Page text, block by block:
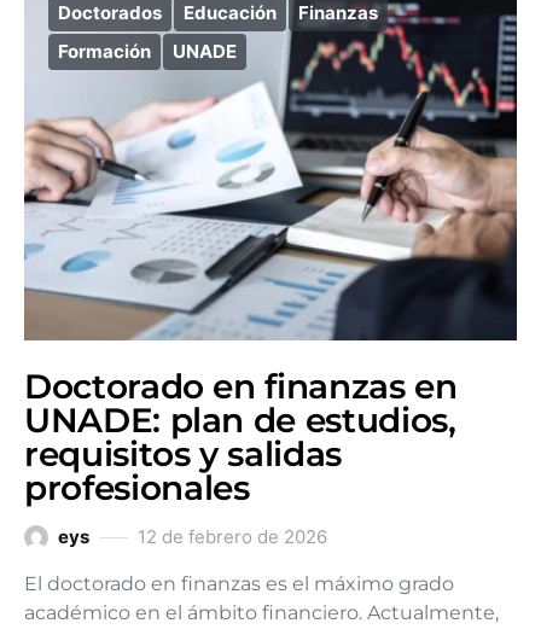
Doctorados Educación
Finanzas
Formación
UNADE
Doctorado en finanzas en
UNADE: plan de estudios,
requisitos y salidas
profesionales
eys 12 de febrero de 2026
El doctorado en finanzas es el máximo grado
académico en el ámbito financiero. Actualmente,